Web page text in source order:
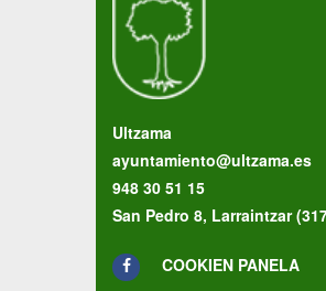
Ultzama
ayuntamiento@ultzama.es
948 30 51 15
San Pedro 8, Larraintzar
COOKIEN PANELA